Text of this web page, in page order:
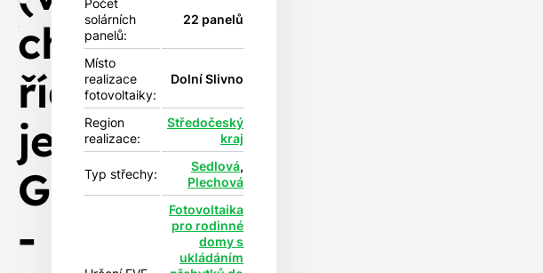
chytré
řídicí
jednotky
GreenBox)
-
Počet
solárních
panelů:
22 panelů
Místo
realizace
fotovoltaiky:
Dolní Slivno
Region
realizace:
Středočeský
kraj
Typ střechy:
Sedlová,
Plechová
Fotovoltaika
pro rodinné
domy s
ukládáním